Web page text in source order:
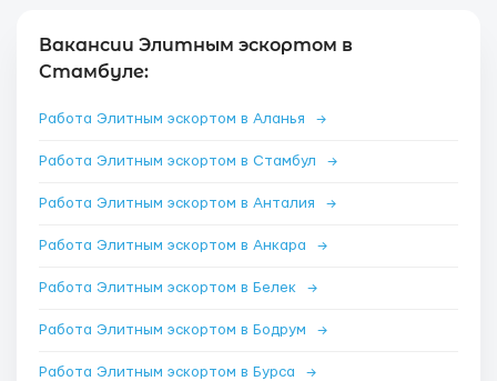
Вакансии Элитным эскортом в
Стамбуле:
Работа Элитным эскортом в Аланья →
Работа Элитным эскортом в Стамбул →
Работа Элитным эскортом в Анталия →
Работа Элитным эскортом в Анкара →
Работа Элитным эскортом в Белек →
Работа Элитным эскортом в Бодрум →
Работа Элитным эскортом в Бурса →